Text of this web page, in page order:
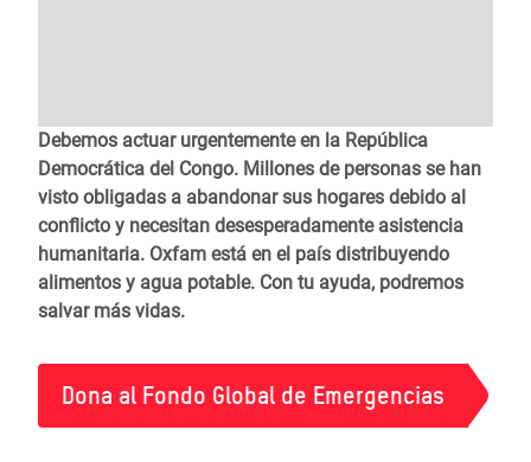
Debemos actuar urgentemente en la República
Democrática del Congo. Millones de personas se han
visto obligadas a abandonar sus hogares debido al
conflicto y necesitan desesperadamente asistencia
humanitaria. Oxfam está en el país distribuyendo
alimentos y agua potable. Con tu ayuda, podremos
salvar más vidas.
Dona al Fondo Global de Emergencias